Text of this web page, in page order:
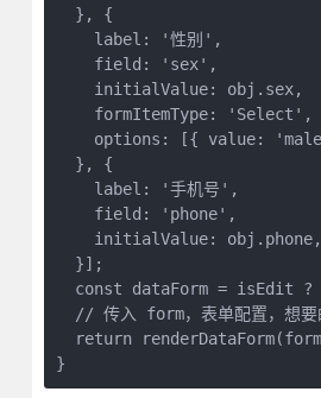
  }, {
    label: '性别',
    field: 'sex',
    initialValue: obj.sex,
formItemType: 'Select',
options: [{ value:
  }, {
    label: '手机号',
    field: 'phone',
    initialValue: obj.phone,
  }];
const dataForm = isEdit ?
// 传入 form，表单配置，想要
return
}